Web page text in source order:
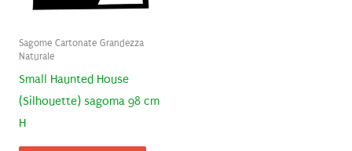
Sagome Cartonate Grandezza
Naturale
Small Haunted House
(Silhouette) sagoma 98 cm
H